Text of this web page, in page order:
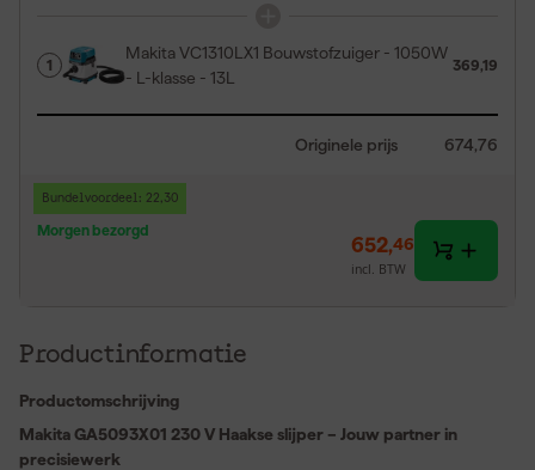
1
Makita VC1310LX1 Bouwstofzuiger - 1050W
- L-klasse - 13L
369,19
Originele prijs 674,76
Bundelvoordeel: 22,30
Morgen bezorgd
652,46
incl. BTW
Productinformatie
Productomschrijving
Makita GA5093X01 230 V Haakse slijper – Jouw partner in
precisiewerk